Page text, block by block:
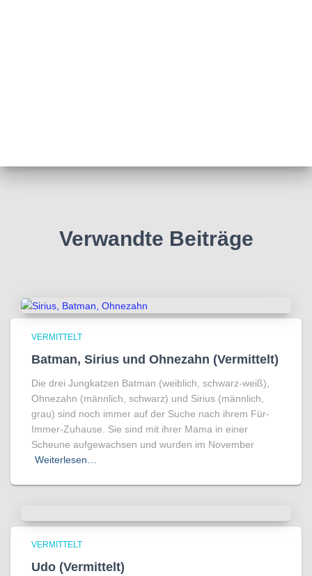
Verwandte Beiträge
VERMITTELT
Batman, Sirius und Ohnezahn (Vermittelt)
Die drei Jungkatzen Batman (weiblich, schwarz-weiß),
Ohnezahn (männlich, schwarz) und Sirius (männlich,
grau) sind noch immer auf der Suche nach ihrem Für-
Immer-Zuhause. Sie sind mit ihrer Mama in einer
Scheune aufgewachsen und wurden im November
Weiterlesen…
VERMITTELT
Udo (Vermittelt)